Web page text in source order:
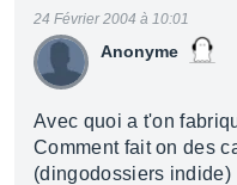
Anonyme
24 Février 2004 à 10:01
Avec quoi a t'on
Comment fait on des
(dingodossiers indide)